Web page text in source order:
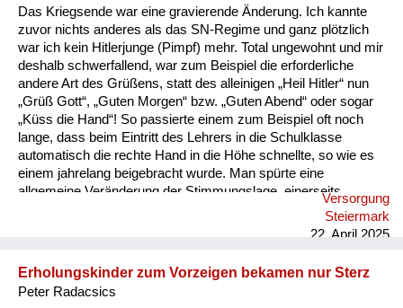
Das Kriegsende war eine gravierende Änderung. Ich kannte
zuvor nichts anderes als das SN-Regime und ganz plötzlich
war ich kein Hitlerjunge (Pimpf) mehr. Total ungewohnt und mir
deshalb schwerfallend, war zum Beispiel die erforderliche
andere Art des Grüßens, statt des alleinigen „Heil Hitler“ nun
„Grüß Gott“, „Guten Morgen“ bzw. „Guten Abend“ oder sogar
„Küss die Hand“! So passierte einem zum Beispiel oft noch
lange, dass beim Eintritt des Lehrers in die Schulklasse
automatisch die rechte Hand in die Höhe schnellte, so wie es
einem jahrelang beigebracht wurde. Man spürte eine
allgemeine Veränderung der Stimmungslage, einerseits
Freude, dass der Krieg zu Ende ist, andererseits aber
Besorgnis, wie die Zukunft unter den Besatzungsmächten sein
sich nicht, im Gegenteil, der Mangel an allem war noch
gravierender. In meiner Erinnerung waren die nächsten zwei
Jahre die härtesten, die ich erlebt habe. Wir Kinder mussten ...
Versorgung
Steiermark
22. April 2025
Erholungskinder zum Vorzeigen bekamen nur Sterz
Peter Radacsics